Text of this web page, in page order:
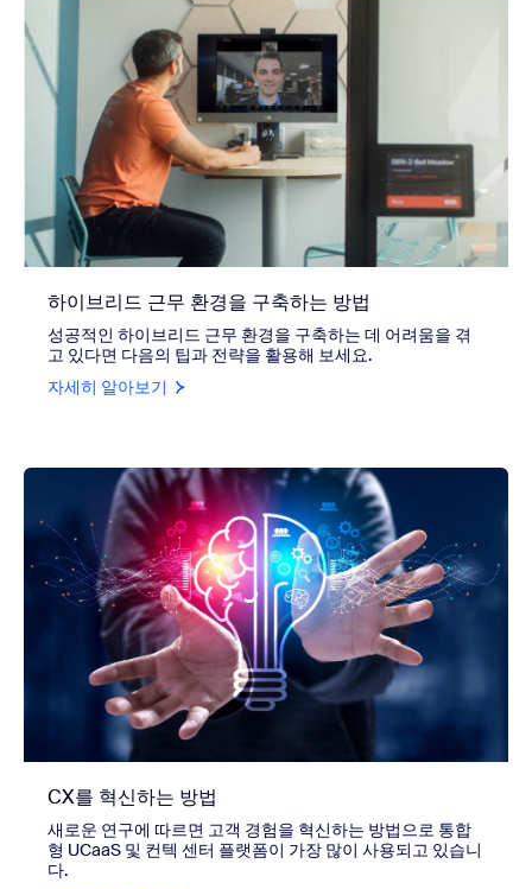
하이브리드 근무 환경을 구축하는 방법
성공적인 하이브리드 근무 환경을 구축하는 데 어려움을 겪
고 있다면 다음의 팁과 전략을 활용해 보세요.
자세히 알아보기
CX를 혁신하는 방법
새로운 연구에 따르면 고객 경험을 혁신하는 방법으로 통합
형 UCaaS 및 컨텍 센터 플랫폼이 가장 많이 사용되고 있습니
다.